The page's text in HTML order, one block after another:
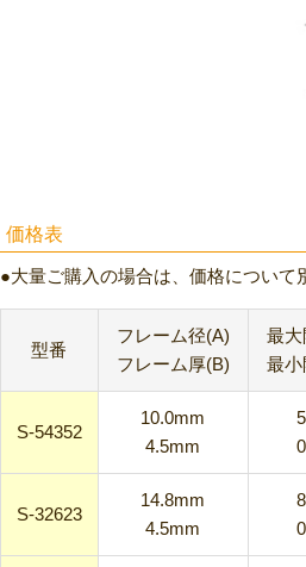
価格表
大量ご購入の場合は、価格につい
型番
フレーム径(A)
フレーム厚(B)
最大
最小
S-54352
10.0mm
4.5mm
S-32623
14.8mm
4.5mm